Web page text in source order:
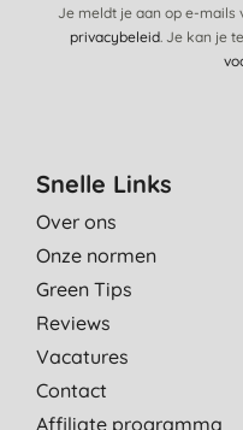
Je meldt je aan op e-mails
privacybeleid. Je kan je
Snelle Links
Over ons
Onze normen
Green Tips
Reviews
Vacatures
Contact
Affiliate programma